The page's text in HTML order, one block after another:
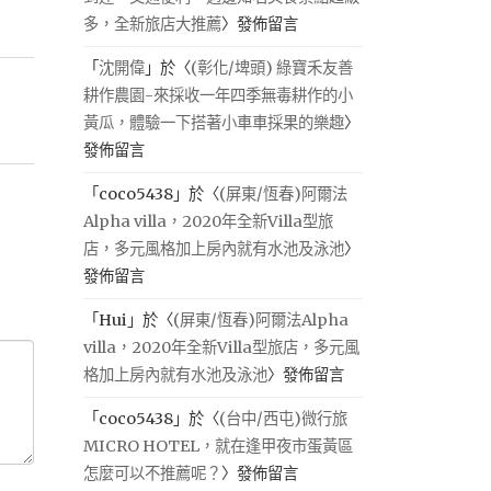
多，全新旅店大推薦〉發佈留言
「沈開偉 」於〈(彰化/埤頭) 綠寶禾友善
耕作農園-來採收一年四季無毒耕作的小
黃瓜，體驗一下搭著小車車採果的樂趣〉
發佈留言
「 coco5438 」於〈(屏東/恆春)阿爾法
Alpha villa，2020年全新Villa型旅
店，多元風格加上房內就有水池及泳池〉
發佈留言
「Hui 」於〈(屏東/恆春)阿爾法Alpha
villa，2020年全新Villa型旅店，多元風
格加上房內就有水池及泳池〉發佈留言
「 coco5438 」於〈(台中/西屯)微行旅
MICRO HOTEL，就在逢甲夜市蛋黃區
怎麼可以不推薦呢？ 〉發佈留言